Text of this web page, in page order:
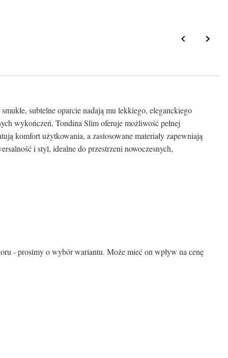
subtelne oparcie nadają mu lekkiego, eleganckiego
wykończeń, Tondina Slim oferuje możliwość pełnej
komfort użytkowania, a zastosowane materiały zapewniają
i styl, idealne do przestrzeni nowoczesnych,
- prosimy o wybór wariantu. Może mieć on wpływ na cenę